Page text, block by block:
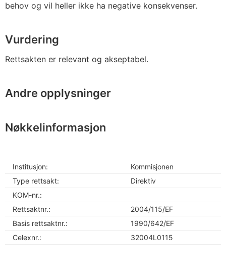
behov og vil heller ikke ha negative konsekvenser.
Vurdering
Rettsakten er relevant og akseptabel.
Andre opplysninger
Nøkkelinformasjon
Institusjon:
Kommisjonen
Type rettsakt:
Direktiv
KOM-nr.:
Rettsaktnr.:
2004/115/EF
Basis rettsaktnr.:
1990/642/EF
Celexnr.:
32004L0115